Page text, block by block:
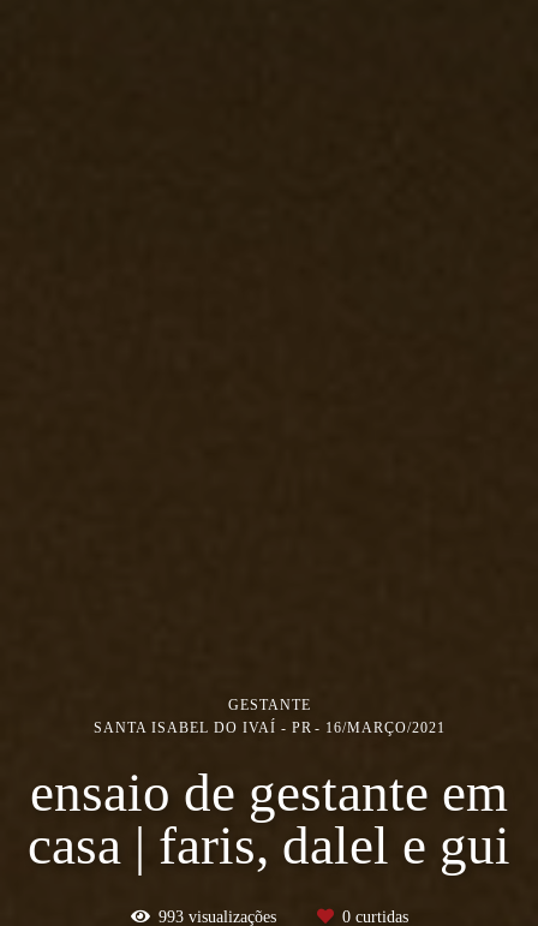
GESTANTE
SANTA ISABEL DO IVAÍ - PR
16/MARÇO/2021
ensaio de gestante em
casa | faris, dalel e gui
993visualizações 0curtidas